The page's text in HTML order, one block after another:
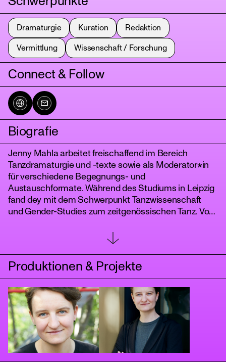
Dramaturgie Kuration Redaktion
Vermittlung Wissenschaft / Forschung
Connect & Follow
Biografie
Jenny Mahla arbeitet freischaffend im Bereich
Tanzdramaturgie und -texte sowie als Moderator*in
für verschiedene Begegnungs- und
Austauschformate. Während des Studiums in Leipzig
fand dey mit dem Schwerpunkt Tanzwissenschaft
und Gender-Studies zum zeitgenössischen Tanz. Von
Dance Theatre Heidelberg. Seit 2021 ist Jenny in
Berlin und hat mit weiteren Tanzschaffenden das
gegründet. Neben deren tanzwissenschaftlichen
Masterstudium an der FU Berlin, arbeitet und forscht
dey im Bereich Queer Theory, Black Studies und
Critical Dance Studies.
Produktionen & Projekte tanz